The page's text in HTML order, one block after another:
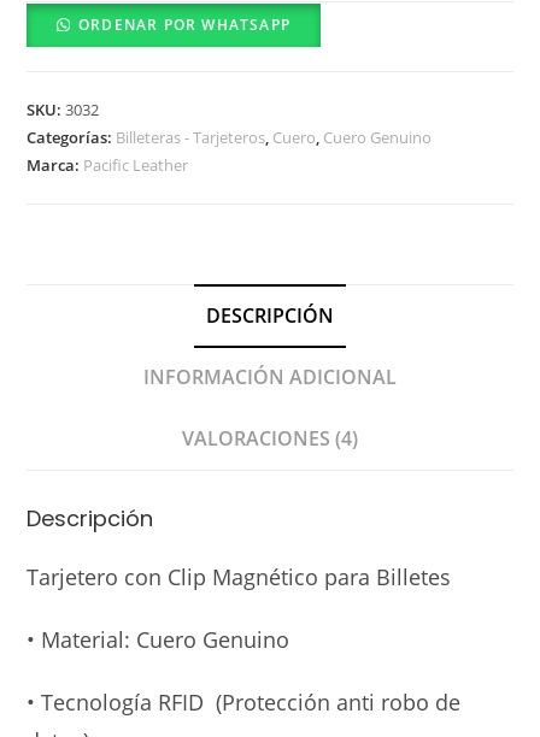
ORDENAR POR WHATSAPP
SKU:3032
Categorías: Billeteras - Tarjeteros, Cuero, Cuero Genuino
Marca: Pacific Leather
DESCRIPCIÓN
INFORMACIÓN ADICIONAL
VALORACIONES (4)
Descripción
Tarjetero con Clip Magnético para Billetes
• Material: Cuero Genuino
• Tecnología RFID (Protección anti robo de